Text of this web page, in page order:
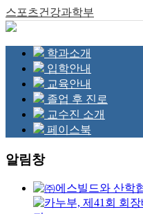
스포츠건강과학부
학과소개
입학안내
교육안내
졸업 후 진로
교수진 소개
페이스북
알림창